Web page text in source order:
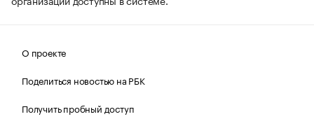
О проекте
Поделиться новостью на РБК
Получить пробный доступ